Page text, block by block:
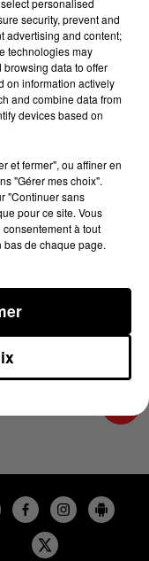
03/2024 À
personalised
security, prevent and
advertising and content;
technologies may
data to offer
on information actively
and combine data from
devices based on
et fermer", ou affiner en
"Gérer mes choix".
"Continuer sans
pour ce site. Vous
à tout
bas de chaque page.